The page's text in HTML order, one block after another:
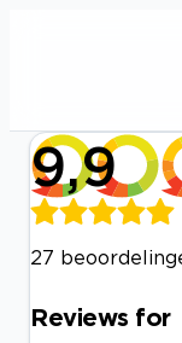
9,9
27
Reviews for